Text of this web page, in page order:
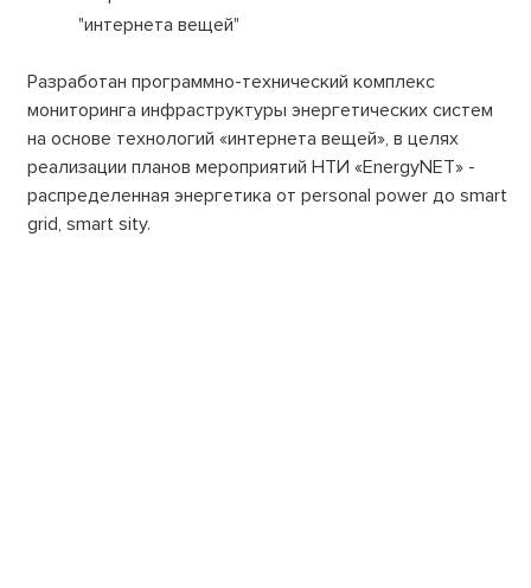
"интернета вещей"
Разработан программно-технический комплекс
мониторинга инфраструктуры энергетических систем
на основе технологий «интернета вещей», в целях
реализации планов мероприятий НТИ «EnergyNET» -
распределенная энергетика от personal power до smart
grid, smart sity.